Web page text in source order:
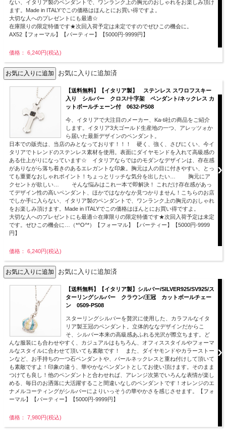
ない、イタリア製のペンダントで、ワンランク上の胸元のおしゃれをお楽しみ頂け
ます。Made in ITALYでこの価格はほんとにお買い得ですよ。
大切な人へのプレゼントにも最適☆
在庫限りの限定特価です★次回入荷予定は未定ですのでぜひこの機会に。
AX52【フォーマル】【パーティー】【5000円-9999円】
価格： 6,240円(税込)
お気に入りに追加済
【送料無料】【イタリア製】 ステンレス スワロフスキー
入り シルバー クロス/十字架 ペンダント/ネックレス カ
ットボールチェーン付 0632-PS08
今、イタリアで大注目のメーカー、Ka-ti社の商品をご紹介
します。イタリア3大ゴールド生産地の一つ、アレッツォか
ら届いた最新デザインのペンダント。
日本での販売は、当店のみとなっておりす！！！ 硬く、強く、さびにくい、今イ
タリアでトレンドのステンレス素材を使用。表面にダイヤモンドを入れて高級感の
ある仕上がりになっています☆ イタリアならではのモダンなデザインは、存在感
がありながら落ち着きのあるエレガントな印象。胸元は人の目に付きやすい、とっ
ても重要なおしゃれポイント！ちょっとリッチな気分を出したい… 胸元にア
クセントが欲しい… そんな悩みはこれ一本で即解決！ これだけ存在感があっ
てデザイン性の高いペンダント、ほかではなかなか見つかりません！こちらのお店
でしか手に入らない、イタリア製のペンダントで、ワンランク上の胸元のおしゃれ
をお楽しみ頂けます。Made in ITALYでこの価格はほんとにお買い得ですよ。
大切な人へのプレゼントにも最適☆在庫限りの限定特価です★次回入荷予定は未定
です。ぜひこの機会に…（*^O^*）【フォーマル】【パーティー】【5000円-9999
円】
価格： 6,240円(税込)
お気に入りに追加済
【送料無料】【イタリア製】シルバー/SILVER925/SV925/ス
ターリングシルバー クラウン/王冠 カットボールチェー
ン 0509-PS08
スターリングシルバーを贅沢に使用した、カラフルなイタ
リア製王冠のペンダント。立体的ななデザインだからこ
そ、シルバー本来の高級感あふれる光沢が際立ちます。ど
んな服装にも合わせやすく、カジュアルはもちろん、オフィススタイルやフォーマ
ルなスタイルに合わせて頂いても素敵です！ また、ダイヤモンドやカラーストー
ンなど、お手持ちの一つ石ペンダントや、パールネックレスと重ね付けして頂いて
も素敵ですよ！印象の違う、華やかなペンダントとしてお使い頂けます。そのまま
つけても良し！他のペンダントと合わせれば、アレンジ次第でいろんな表情が楽し
める、毎日のお洒落に大活躍すること間違いなしのペンダントです！オレンジのエ
ナメルコーティングがシルバーによりいっそうの華やかさを感じさせます。【フォ
ーマル】【パーティー】【5000円-9999円】
価格： 7,980円(税込)